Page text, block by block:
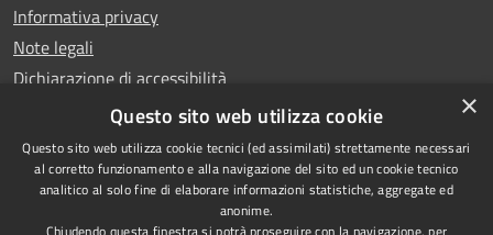
Informativa privacy
Note legali
Dichiarazione di accessibilità
Whistleblowing
×
Questo sito web utilizza cookie
Questo sito web utilizza cookie tecnici (ed assimilati) strettamente necessari
al corretto funzionamento e alla navigazione del sito ed un cookie tecnico
analitico al solo fine di elaborare informazioni statistiche, aggregate ed
anonime.